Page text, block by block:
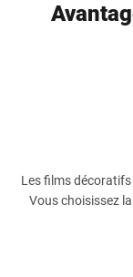
Les films
Vous choisissez